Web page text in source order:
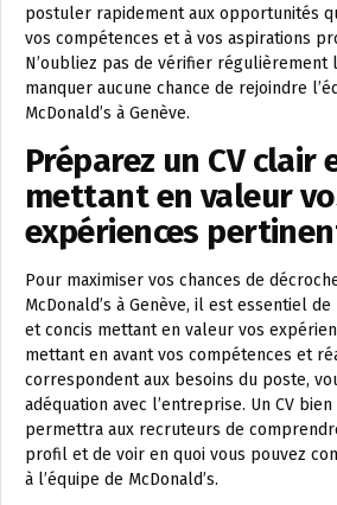
postuler rapidement aux opportunités
vos compétences et à vos aspirations
N’oubliez pas de vérifier régulièrement
manquer aucune chance de rejoindre
McDonald’s à Genève.
Préparez un CV clair
mettant en valeur
expériences
Pour maximiser vos chances de
McDonald’s à Genève, il est essentiel
et concis mettant en valeur vos
mettant en avant vos compétences et
correspondent aux besoins du poste,
adéquation avec l’entreprise. Un CV
permettra aux recruteurs de
profil et de voir en quoi vous pouvez
à l’équipe de McDonald’s.